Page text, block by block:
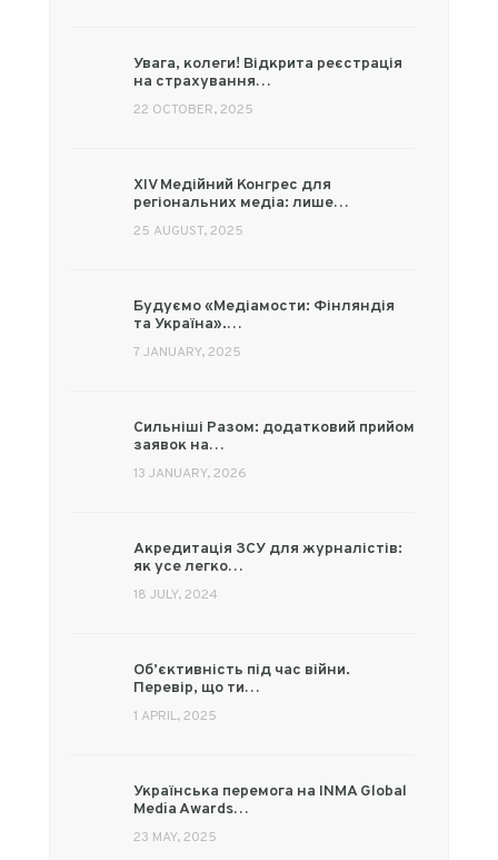
Увага, колеги! Відкрита реєстрація
на страхування…
22 OCTOBER, 2025
XIV Медійний Конгрес для
регіональних медіа: лише…
25 AUGUST, 2025
Будуємо «Медіамости: Фінляндія
та Україна».…
7 JANUARY, 2025
Сильніші Разом: додатковий прийом
заявок на…
13 JANUARY, 2026
Акредитація ЗСУ для журналістів:
як усе легко…
18 JULY, 2024
Об’єктивність під час війни.
Перевір, що ти…
1 APRIL, 2025
Українська перемога на INMA Global
Media Awards…
23 MAY, 2025